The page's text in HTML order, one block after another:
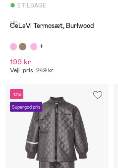
2 TILBAGE
(8)
CeLaVi Termosæt, Burlwood
199 kr
Vejl. pris: 249 kr
-13%
Supergod pris